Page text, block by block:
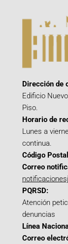
Dirección de
Edificio
Piso.
Horario de
Lunes a
continua.
Código
Correo
PQRSD:
Atención
denuncias
Línea
Correo